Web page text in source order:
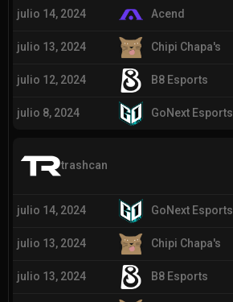
julio 14, 2024 Acend
julio 13, 2024 Chipi Chapa's
julio 12, 2024 B8 Esports
julio 8, 2024 GoNext Esports
trashcan
julio 14, 2024 GoNext Esports
julio 13, 2024 Chipi Chapa's
julio 13, 2024 B8 Esports